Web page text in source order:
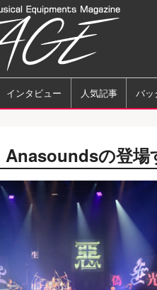
インタビュー 人気記事 バッ
Anasoundsの登場